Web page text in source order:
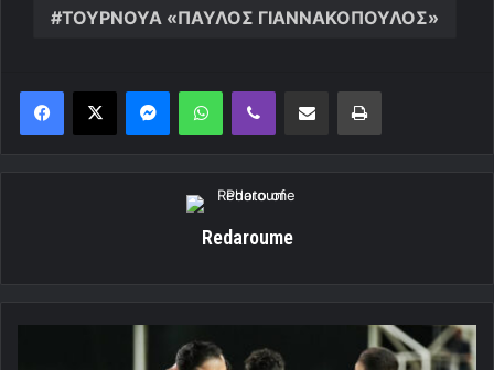
ΤΟΥΡΝΟΥΑ «ΠΑΥΛΟΣ ΓΙΑΝΝΑΚΟΠΟΥΛΟΣ»
MessengerWhatsAppViber Κοινοποίηση μέσω ηλεκτρονικού ταχυδρομείουΕκτύπωση
Redaroume